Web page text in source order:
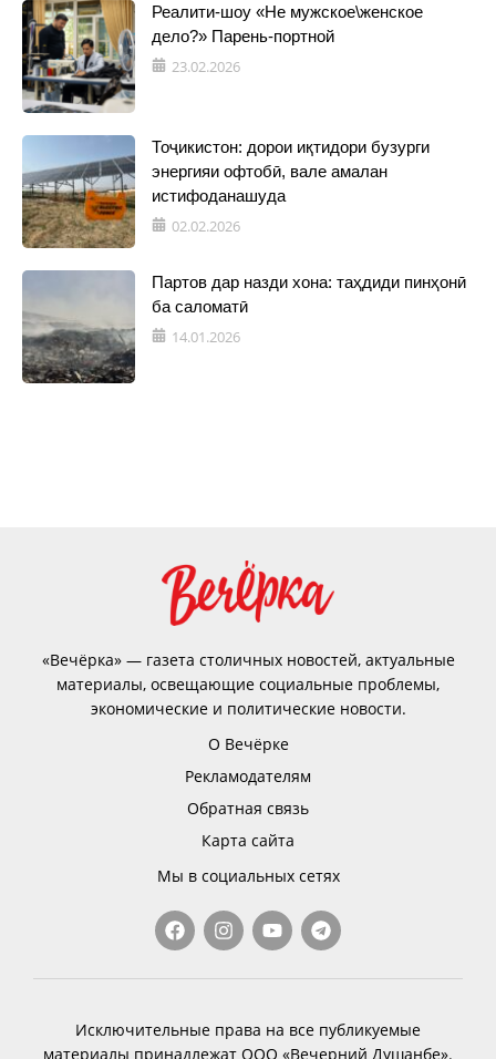
Реалити-шоу «Не мужское\женское
дело?» Парень-портной
23.02.2026
Тоҷикистон: дорои иқтидори бузурги
энергияи офтобӣ, вале амалан
истифоданашуда
02.02.2026
Партов дар назди хона: таҳдиди пинҳонӣ
ба саломатӣ
14.01.2026
«Вечёрка» — газета столичных новостей, актуальные
материалы, освещающие социальные проблемы,
экономические и политические новости.
О Вечёрке
Рекламодателям
Обратная связь
Карта сайта
Мы в социальных сетях
Исключительные права на все публикуемые
материалы принадлежат ООО «Вечерний Душанбе».